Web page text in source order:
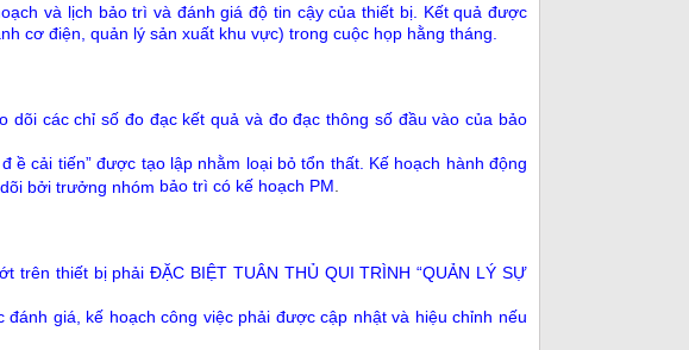
và lịch bảo trì và đánh giá độ tin cậy của thiết bị. Kết quả được
cơ điện, quản lý sản xuất khu vực) trong cuộc họp hằng tháng.
dõi các chỉ số đo đạc kết quả và đo đạc thông số đầu vào của bảo
ề cải tiến” được tạo lập nhằm loại bỏ tổn thất. Kế hoạch hành động
bởi trưởng nhóm bảo trì có kế hoạch PM
trên thiết bị phải ĐẶC BIỆT TUÂN THỦ QUI TRÌNH “QUẢN LÝ SỰ
giá, kế hoạch công việc phải được cập nhật và hiệu chỉnh nếu